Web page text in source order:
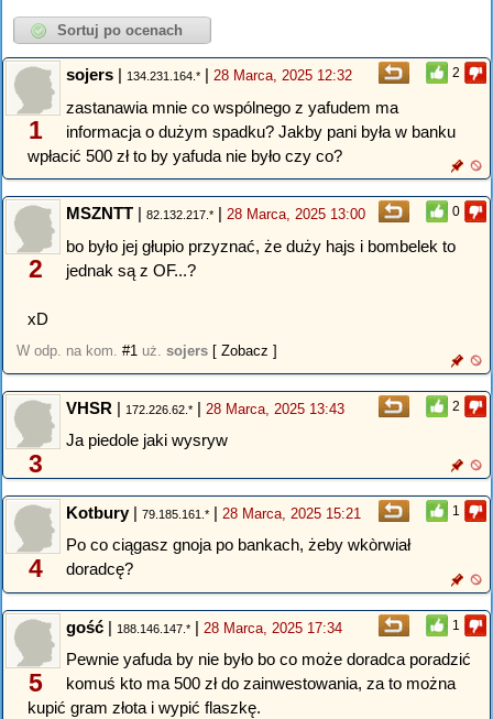
2
1
sojers | 134.231.164.* | 28 Marca, 2025 12:32
zastanawia mnie co wspólnego z yafudem ma
informacja o dużym spadku? Jakby pani była w banku
wpłacić 500 zł to by yafuda nie było czy co?
0
2
MSZNTT | 82.132.217.* | 28 Marca, 2025 13:00
bo było jej głupio przyznać, że duży hajs i bombelek to
jednak są z OF...?
xD
W odp. na kom. #1 uż. sojers [ Zobacz ]
2
3
VHSR | 172.226.62.* | 28 Marca, 2025 13:43
Ja piedole jaki wysryw
1
4
Kotbury| 79.185.161.* | 28 Marca, 2025 15:21
Po co ciągasz gnoja po bankach, żeby wkòrwiał
doradcę?
1
5
gość | 188.146.147.* | 28 Marca, 2025 17:34
Pewnie yafuda by nie było bo co może doradca poradzić
komuś kto ma 500 zł do zainwestowania, za to można
kupić gram złota i wypić flaszkę.